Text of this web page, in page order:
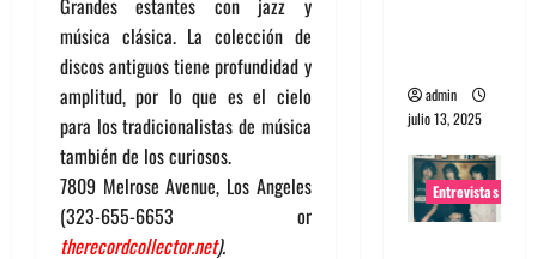
Grandes estantes con jazz y
música clásica. La colección de
discos antiguos tiene profundidad y
amplitud, por lo que es el cielo
para los tradicionalistas de música
también de los curiosos.
7809 Melrose Avenue, Los Angeles
(323-655-6653 or
therecordcollector.net).
admin
julio 13, 2025
Entrevistas